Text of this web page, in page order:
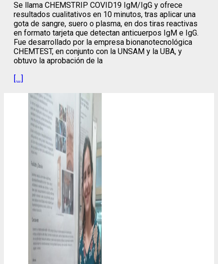
Se llama CHEMSTRIP COVID19 IgM/IgG y ofrece
resultados cualitativos en 10 minutos, tras aplicar una
gota de sangre, suero o plasma, en dos tiras reactivas
en formato tarjeta que detectan anticuerpos IgM e IgG.
Fue desarrollado por la empresa bionanotecnológica
CHEMTEST, en conjunto con la UNSAM y la UBA, y
obtuvo la aprobación de la
[…]